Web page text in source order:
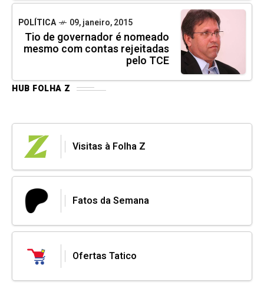
POLÍTICA 09, janeiro, 2015
Tio de governador é nomeado
mesmo com contas rejeitadas
pelo TCE
HUB FOLHA Z
Visitas à Folha Z
Fatos da Semana
Ofertas Tatico